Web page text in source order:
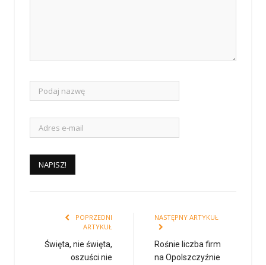
POPRZEDNI
ARTYKUŁ
Święta, nie święta,
oszuści nie
NASTĘPNY ARTYKUŁ
Rośnie liczba firm
na Opolszczyźnie